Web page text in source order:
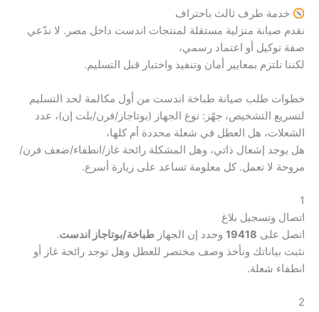
خدمة طرف ثالث باحتراف
نقدم صيانة منزلية مستقلة لمنتجات اندست داخل مصر. لا ندّعي
صفة توكيل أو اعتماد رسمي،
لكننا نلتزم بمعايير أمان وتنفيذ واختبار قبل التسليم.
خطوات طلب صيانة طباخة اندست من أول مكالمة لحد التسليم
لتسريع التشخيص، جهّز: نوع الجهاز (بوتاجاز/فرن/بلت إن)، عدد
الشعلات، هل العطل في شعلة محددة أم كلها،
هل يوجد إشعال ذاتي، وهل المشكلة رائحة غاز/انطفاء/ضعف فرن/
مروحة لا تعمل. كل معلومة تساعد على زيارة أسرع.
1
اتصال وتسجيل بلاغ
اتصل على 19418 وحدد إن الجهاز طباخة/بوتاجاز اندست.
نثبت بياناتك ونأخذ وصف مختصر للعطل وهل توجد رائحة غاز أو
انطفاء شعلة.
2